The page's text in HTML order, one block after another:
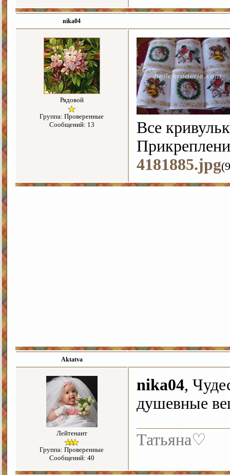
nika04
Рядовой
Группа: Проверенные
Сообщений: 13
Все
4181885.jpg
Aktatva
Лейтенант
Группа: Проверенные
Сообщений: 40
nika04,
душевные
Татьяна♡